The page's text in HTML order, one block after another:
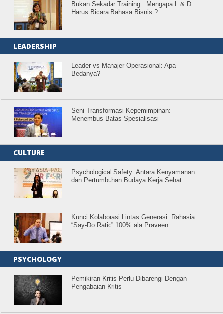
Bukan Sekadar Training : Mengapa L & D
Harus Bicara Bahasa Bisnis ?
LEADERSHIP
Leader vs Manajer Operasional: Apa
Bedanya?
Seni Transformasi Kepemimpinan:
Menembus Batas Spesialisasi
CULTURE
Psychological Safety: Antara Kenyamanan
dan Pertumbuhan Budaya Kerja Sehat
Kunci Kolaborasi Lintas Generasi: Rahasia
“Say-Do Ratio” 100% ala Praveen
PSYCHOLOGY
Pemikiran Kritis Perlu Dibarengi Dengan
Pengabaian Kritis